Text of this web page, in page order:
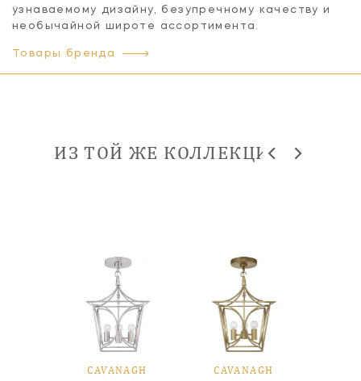
узнаваемому дизайну, безупречному качеству и
необычайной широте ассортимента.
Товары бренда
ИЗ ТОЙ ЖЕ КОЛЛЕКЦИИ
CAVANAGH CAVANAGH